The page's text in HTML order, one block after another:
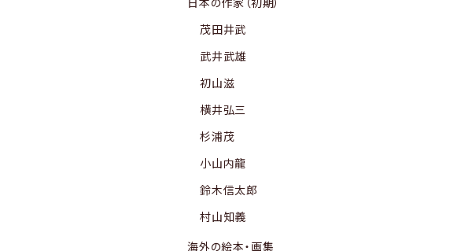
日本の作家（初期）
茂田井武
武井武雄
初山滋
横井弘三
杉浦茂
小山内龍
鈴木信太郎
村山知義
海外の絵本・画集